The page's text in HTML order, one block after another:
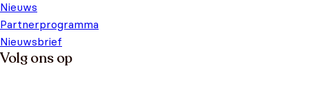
Nieuws
Partnerprogramma
Nieuwsbrief
Volg ons op